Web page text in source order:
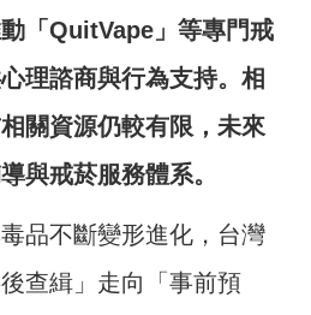
「QuitVape」等專門戒
理諮商與行為支持。相
關資源仍較有限，未來
與戒菸服務體系。
品不斷變形進化，台灣
查緝」走向「事前預